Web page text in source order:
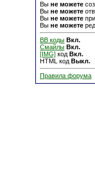
Вы не можете
Вы не можете
Вы не можете
Вы не можете
BB коды Вкл.
Смайлы Вкл.
[IMG] код Вкл.
HTML код Выкл.
Правила форума